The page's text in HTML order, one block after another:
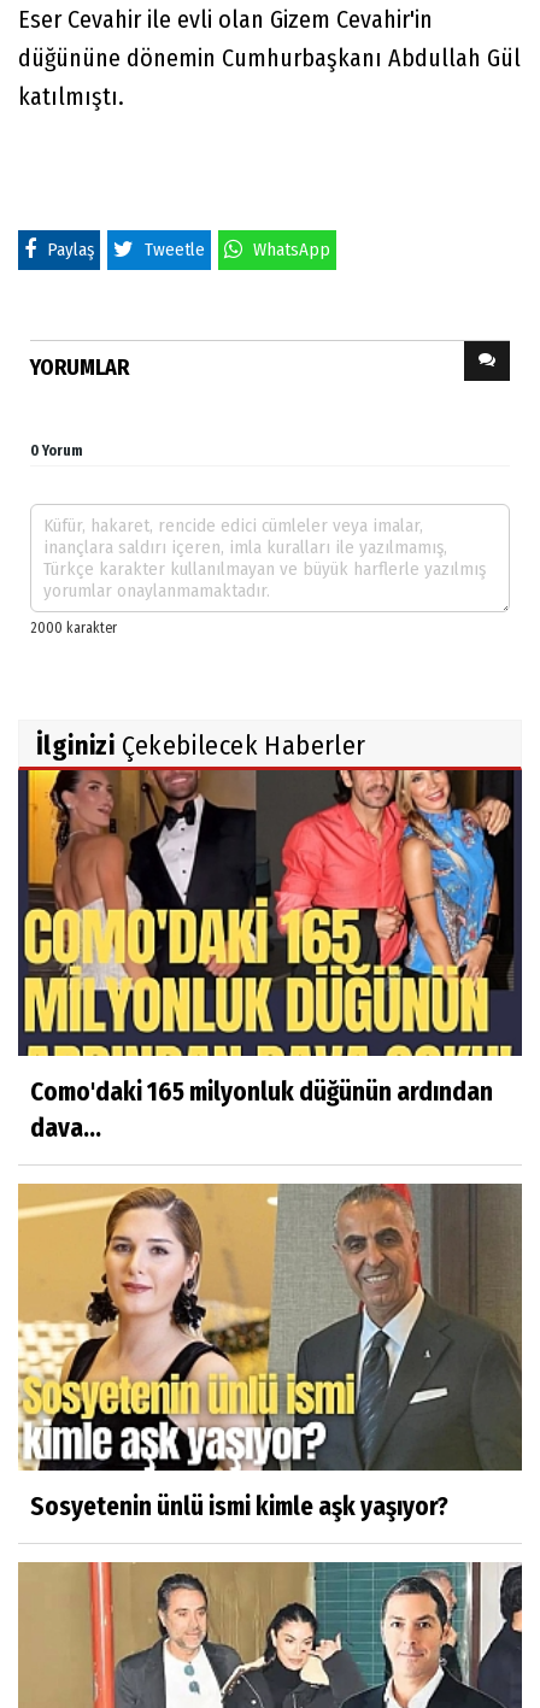
Eser Cevahir ile evli olan Gizem Cevahir'in
düğününe dönemin Cumhurbaşkanı Abdullah Gül
katılmıştı.
Paylaş Tweetle WhatsApp
YORUMLAR
0 Yorum
İlginizi Çekebilecek Haberler
Como'daki 165 milyonluk düğünün ardından
dava...
Sosyetenin ünlü ismi kimle aşk yaşıyor?